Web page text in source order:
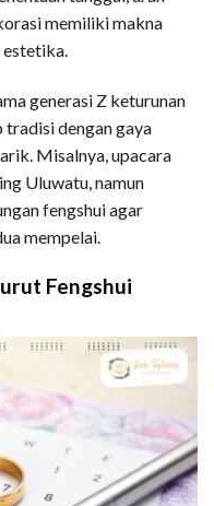
memiliki makna
estetika.
generasi Z keturunan
tradisi dengan gaya
Misalnya, upacara
Uluwatu, namun
fengshui agar
mempelai.
Fengshui